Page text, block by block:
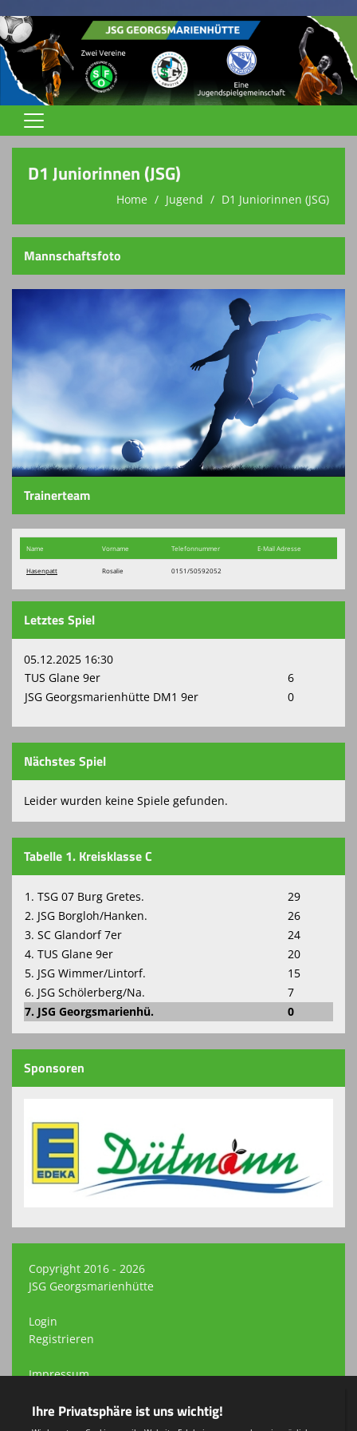
Home
Trainer
Spielstätten
Terminkalender
Vereinsnews
Kontaktformular
Spielplan
Sponsoren
Grünpflege beim SFO
Turnierbörse
D1 Juniorinnen (JSG)
Home Jugend D1 Juniorinnen (JSG)
Mannschaftsfoto
Trainerteam
Name Vorname Telefon​nummer E-Mail Adresse
Hasenpatt Rosalie 0151/50592052
Letztes Spiel
05.12.2025 16:30
TUS Glane 9er
6
JSG Georgsmarienhütte DM1 9er
0
Nächstes Spiel
Leider wurden keine Spiele gefunden.
Tabelle 1. Kreisklasse C
1. TSG 07 Burg Gretes.
29
2. JSG Borgloh/Hanken.
26
3. SC Glandorf 7er
24
4. TUS Glane 9er
20
5. JSG Wimmer/Lintorf.
15
6. JSG Schölerberg/Na.
7
7. JSG Georgsmarienhü.
0
Sponsoren
Copyright 2016 - 2026
JSG Georgsmarienhütte
Login
Registrieren
Impressum
Teamsports 2